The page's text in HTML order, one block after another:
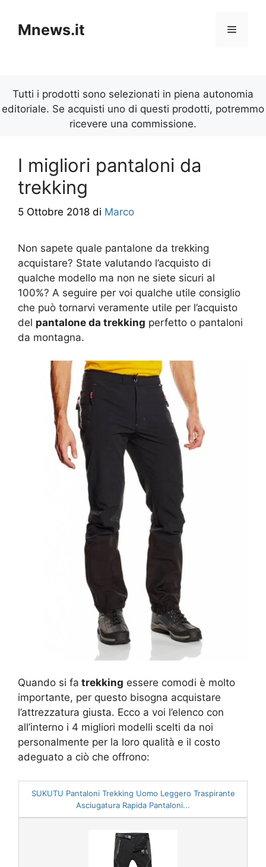
contenuto
Mnews.it Menu
Tutti i prodotti sono selezionati in piena autonomia
editoriale. Se acquisti uno di questi prodotti, potremmo
ricevere una commissione.
I migliori pantaloni da
trekking
5 Ottobre 2018 di Marco
Non sapete quale pantalone da trekking
acquistare? State valutando l’acquisto di
qualche modello ma non ne siete sicuri al
100%? A seguire per voi qualche utile consiglio
che può tornarvi veramente utile per l’acquisto
del pantalone da trekking perfetto o pantaloni
da montagna.
Quando si fa trekking essere comodi è molto
importante, per questo bisogna acquistare
l’attrezzatura giusta. Ecco a voi l’elenco con
all’interno i 4 migliori modelli scelti da noi
personalmente per la loro qualità e il costo
adeguato a ciò che offrono:
SUKUTU Pantaloni Trekking Uomo Leggero Traspirante
Asciugatura Rapida Pantaloni...